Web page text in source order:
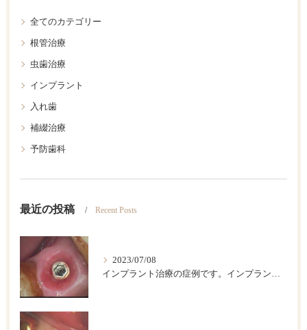
全てのカテゴリー
根管治療
虫歯治療
インプラント
入れ歯
補綴治療
予防歯科
最近の投稿 Recent Posts
2023/07/08
インプラント治療の症例です。インプラントは歯が欠損した後のベストの治療法です。